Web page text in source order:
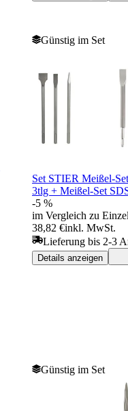
Günstig im Set
Set STIER Meißel-
3tlg + Meißel-Set
-5 %
im Vergleich zu
38,82 €inkl. MwSt.
Lieferung bis 2-3
Details anzeigen
Günstig im Set